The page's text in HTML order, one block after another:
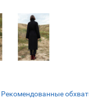
Рекомендованные